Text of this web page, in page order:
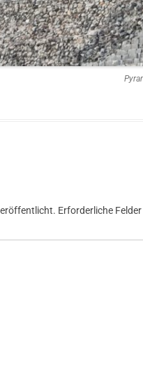
Erforderliche